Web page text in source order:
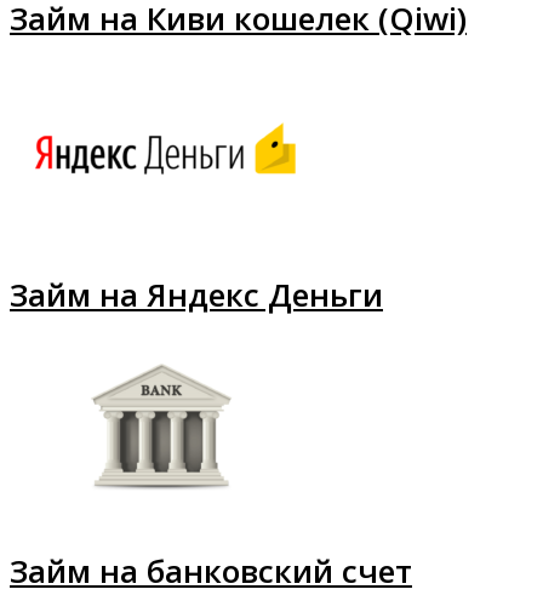
Займ на Киви кошелек (Qiwi)
Займ на Яндекс Деньги
Займ на банковский счет